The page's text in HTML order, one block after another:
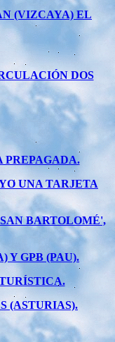
(VIZCAYA) EL
DOS
PREPAGADA.
UNA TARJETA
BARTOLOMÉ',
Y GPB (PAU).
(ASTURIAS).